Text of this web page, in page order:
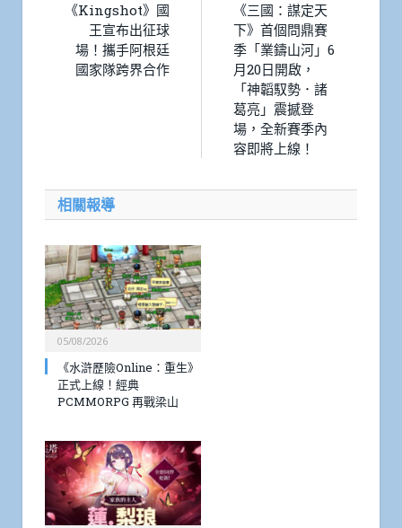
《Kingshot》國
王宣布出征球
場！攜手阿根廷
國家隊跨界合作
《三國：謀定天
下》首個問鼎賽
季「業鑄山河」6
月20日開啟，
「神韜馭勢．諸
葛亮」震撼登
場，全新賽季內
容即將上線！
相關報導
05/08/2026
《水滸歷險Online：重生》
正式上線！經典
PCMMORPG 再戰梁山